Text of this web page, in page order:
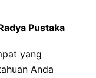
Pustaka
yang
Anda